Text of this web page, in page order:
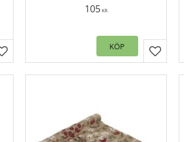
Lägg till i favoriter
mönster. Lättplacerad duk.
105KR
Lägg
KÖP